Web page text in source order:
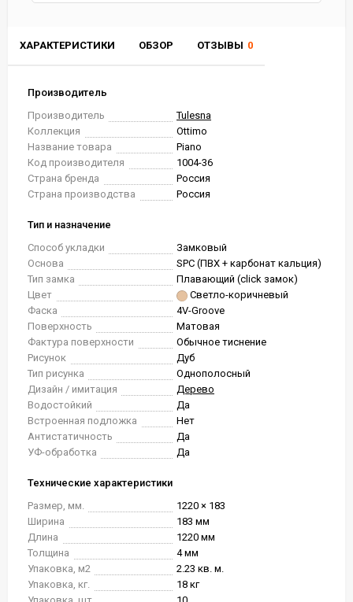
ХАРАКТЕРИСТИКИ ОБЗОР ОТЗЫВЫ 0
Производитель
Производитель
Tulesna
Коллекция
Ottimo
Название товара
Piano
Код производителя
1004-36
Страна бренда
Россия
Страна производства
Россия
Тип и назначение
Способ укладки
Замковый
Основа
SPC (ПВХ + карбонат кальция)
Тип замка
Плавающий (click замок)
Цвет
Светло-коричневый
Фаска
4V-Groove
Поверхность
Матовая
Фактура поверхности
Обычное тиснение
Рисунок
Дуб
Тип рисунка
Однополосный
Дизайн / имитация
Дерево
Водостойкий
Да
Встроенная подложка
Нет
Антистатичность
Да
УФ-обработка
Да
Технические характеристики
Размер, мм.
1220 × 183
Ширина
183 мм
Длина
1220 мм
Толщина
4 мм
Упаковка, м2
2.23 кв. м.
Упаковка, кг.
18 кг